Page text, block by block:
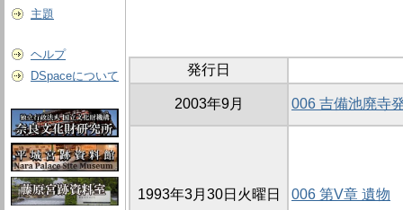
主題
ヘルプ
DSpaceについて
発行日
2003年9月 006 吉備池廃寺
1993年3月30日火曜日 006 第V章 遺物